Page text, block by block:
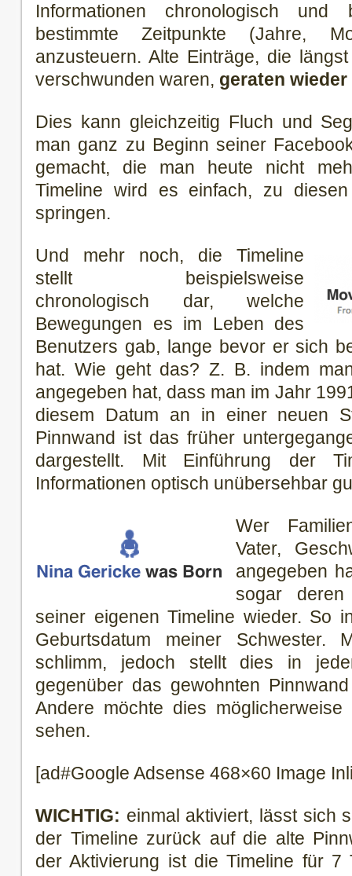
Informationen chronologisch und
bestimmte Zeitpunkte (Jahre,
anzusteuern. Alte Einträge, die
verschwunden waren, geraten
Dies kann gleichzeitig Fluch und
man ganz zu Beginn seiner
gemacht, die man heute nicht
Timeline wird es einfach, zu
springen.
Und mehr noch, die Timeline
stellt beispielsweise
chronologisch dar, welche
Bewegungen es im Leben des
Benutzers gab, lange bevor er sich
hat. Wie geht das? Z. B. indem
angegeben hat, dass man im Jahr
diesem Datum an in einer neuen
Pinnwand ist das früher
dargestellt. Mit Einführung der
Informationen optisch unübersehbar
Wer
Vater,
angegeben
sogar deren
seiner eigenen Timeline wieder. So
Geburtsdatum meiner Schwester.
schlimm, jedoch stellt dies in
gegenüber das gewohnten
Andere möchte dies
sehen.
[ad#Google Adsense 468×60 Image
WICHTIG: einmal aktiviert, lässt sich
der Timeline zurück auf die alte
der Aktivierung ist die Timeline für 7